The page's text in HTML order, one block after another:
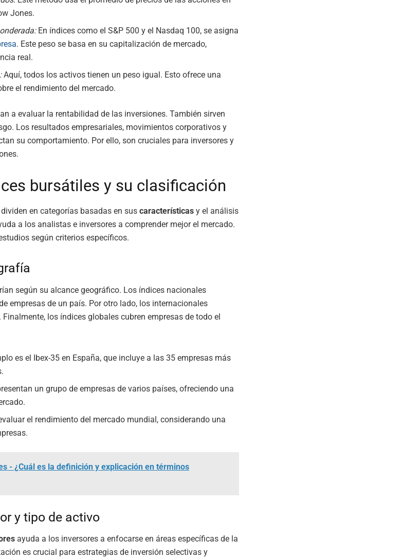
Jones.
En índices como el S&P 500 y el Nasdaq 100, se asigna
. Este peso se basa en su capitalización de mercado,
real.
Aquí, todos los activos tienen un peso igual. Esto ofrece una
el rendimiento del mercado.
a evaluar la rentabilidad de las inversiones. También sirven
Los resultados empresariales, movimientos corporativos y
su comportamiento. Por ello, son cruciales para inversores y
bursátiles y su clasificación
en categorías basadas en sus características y el análisis
a los analistas e inversores a comprender mejor el mercado.
según criterios específicos.
según su alcance geográfico. Los índices nacionales
empresas de un país. Por otro lado, los internacionales
los índices globales cubren empresas de todo el
es el Ibex-35 en España, que incluye a las 35 empresas más
un grupo de empresas de varios países, ofreciendo una
el rendimiento del mercado mundial, considerando una
- ¿Cuál es la definición y explicación en términos
y tipo de activo
ayuda a los inversores a enfocarse en áreas específicas de la
es crucial para estrategias de inversión selectivas y